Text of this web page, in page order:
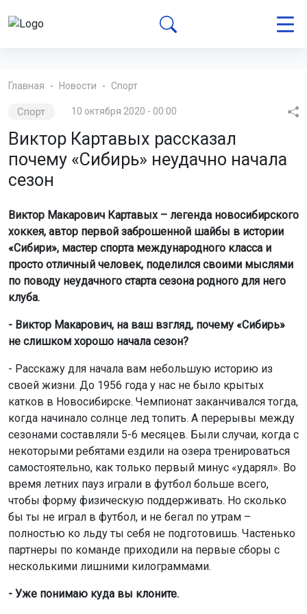
Главная Новости Спорт
Спорт 10 октября 2020 - 00:00
Виктор Картавых рассказал
почему «Сибирь» неудачно начала
сезон
Виктор Макарович Картавых – легенда новосибирского
хоккея, автор первой заброшенной шайбы в истории
«Сибири», мастер спорта международного класса и
просто отличный человек, поделился своими мыслями
по поводу неудачного старта сезона родного для него
клуба.
- Виктор Макарович, на ваш взгляд, почему «Сибирь»
не слишком хорошо начала сезон?
- Расскажу для начала вам небольшую историю из
своей жизни. До 1956 года у нас не было крытых
катков в Новосибирске. Чемпионат заканчивался тогда,
когда начинало солнце лед топить. А перерывы между
сезонами составляли 5-6 месяцев. Были случаи, когда с
некоторыми ребятами ездили на озера тренироваться
самостоятельно, как только первый минус «ударял». Во
время летних пауз играли в футбол больше всего,
чтобы форму физическую поддерживать. Но сколько
бы ты не играл в футбол, и не бегал по утрам –
полностью ко льду ты себя не подготовишь. Частенько
партнеры по команде приходили на первые сборы с
несколькими лишними килограммами.
- Уже понимаю куда вы клоните.